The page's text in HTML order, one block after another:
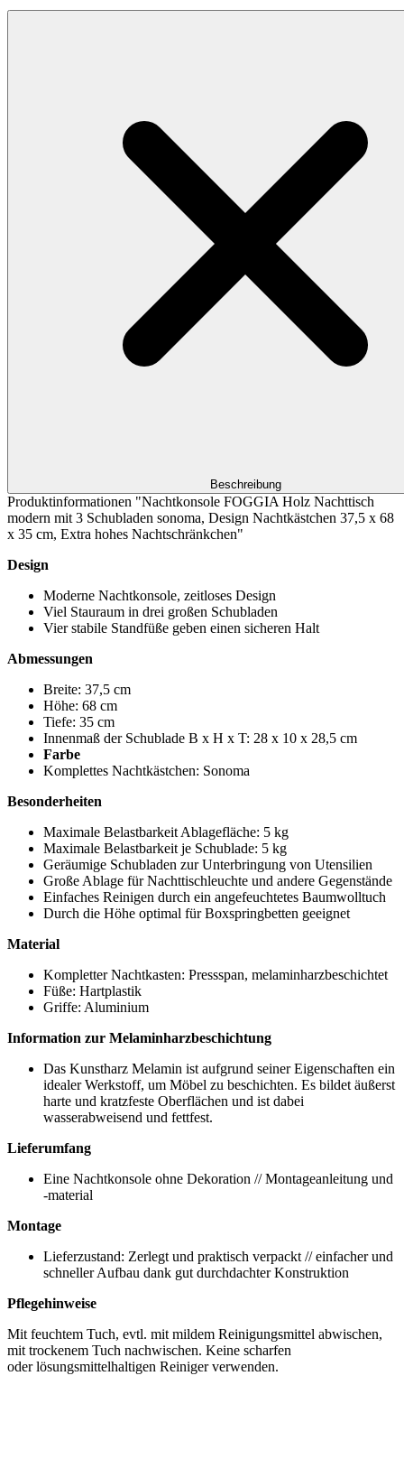
Beschreibung
Produktinformationen "Nachtkonsole FOGGIA Holz Nachttisch
modern mit 3 Schubladen sonoma, Design Nachtkästchen 37,5 x 68
x 35 cm, Extra hohes Nachtschränkchen"
Design
Moderne Nachtkonsole, zeitloses Design
Viel Stauraum in drei großen Schubladen
Vier stabile Standfüße geben einen sicheren Halt
Abmessungen
Breite: 37,5 cm
Höhe: 68 cm
Tiefe: 35 cm
Innenmaß der Schublade B x H x T: 28 x 10 x 28,5 cm
Farbe
Komplettes Nachtkästchen: Sonoma
Besonderheiten
Maximale Belastbarkeit Ablagefläche: 5 kg
Maximale Belastbarkeit je Schublade: 5 kg
Geräumige Schubladen zur Unterbringung von Utensilien
Große Ablage für Nachttischleuchte und andere Gegenstände
Einfaches Reinigen durch ein angefeuchtetes Baumwolltuch
Durch die Höhe optimal für Boxspringbetten geeignet
Material
Kompletter Nachtkasten: Pressspan, melaminharzbeschichtet
Füße: Hartplastik
Griffe: Aluminium
Information zur Melaminharzbeschichtung
Das Kunstharz Melamin ist aufgrund seiner Eigenschaften ein
idealer Werkstoff, um Möbel zu beschichten. Es bildet äußerst
harte und kratzfeste Oberflächen und ist dabei
wasserabweisend und fettfest.
Lieferumfang
Eine Nachtkonsole ohne Dekoration // Montageanleitung und
-material
Montage
Lieferzustand: Zerlegt und praktisch verpackt // einfacher und
schneller Aufbau dank gut durchdachter Konstruktion
Pflegehinweise
Mit feuchtem Tuch, evtl. mit mildem Reinigungsmittel abwischen,
mit trockenem Tuch nachwischen. Keine scharfen
oder lösungsmittelhaltigen Reiniger verwenden.